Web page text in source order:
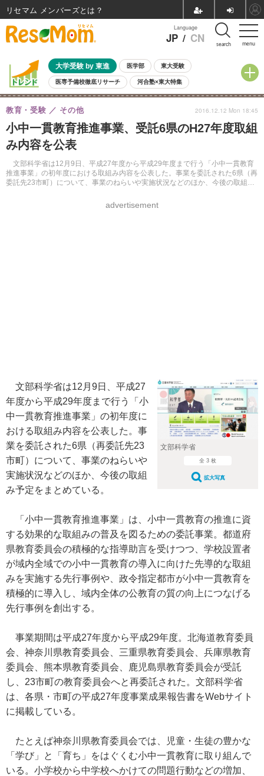
menu
Language
JP / CN search
大学受験 by 東進 医学部 東大受験
医専予備校徹底リサーチ 河合塾×東大特集
親子で考える大学選び 高校受験 中学受験 小学校受験
共通テスト 夏休み
8月開催イベント・WS 全国公立高校 過去問 人気記事
自由研究教材（小学生向け）
小中一貫教育推進事業、受託6県のH27年度取組
み内容を公表
文部科学省は12月9日、平成27年度から平成29年度まで行う「小中一貫教育
推進事業」の初年度における取組み内容を公表した。事業を委託された6県（再
委託先23市町）について、事業のねらいや実施状況などのほか、今後の取組み
教育・受験 その他
advertisement
2016.12.12 Mon 18:45
文部科学省
全 3 枚
拡大写真
文部科学省は12月9日、平成27
年度から平成29年度まで行う「小
中一貫教育推進事業」の初年度に
おける取組み内容を公表した。事
業を委託された6県（再委託先23
市町）について、事業のねらいや
実施状況などのほか、今後の取組
み予定をまとめている。
「小中一貫教育推進事業」は、小中一貫教育の推進に資
する効果的な取組みの普及を図るための委託事業。都道府
県教育委員会の積極的な指導助言を受けつつ、学校設置者
が域内全域での小中一貫教育の導入に向けた先導的な取組
みを実施する先行事例や、政令指定都市が小中一貫教育を
積極的に導入し、域内全体の公教育の質の向上につなげる
先行事例を創出する。
事業期間は平成27年度から平成29年度。北海道教育委員
会、神奈川県教育委員会、三重県教育委員会、兵庫県教育
委員会、熊本県教育委員会、鹿児島県教育委員会が受託
し、23市町の教育委員会へと再委託された。文部科学省
は、各県・市町の平成27年度事業成果報告書をWebサイト
に掲載している。
たとえば神奈川県教育委員会では、児童・生徒の豊かな
「学び」と「育ち」をはぐくむ小中一貫教育に取り組んで
いる。小学校から中学校へかけての問題行動などの増加、
リセマム メンバーズ